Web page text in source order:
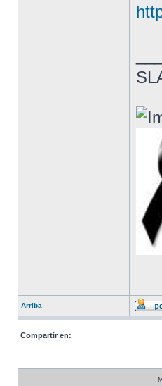
Arriba
Compartir en: